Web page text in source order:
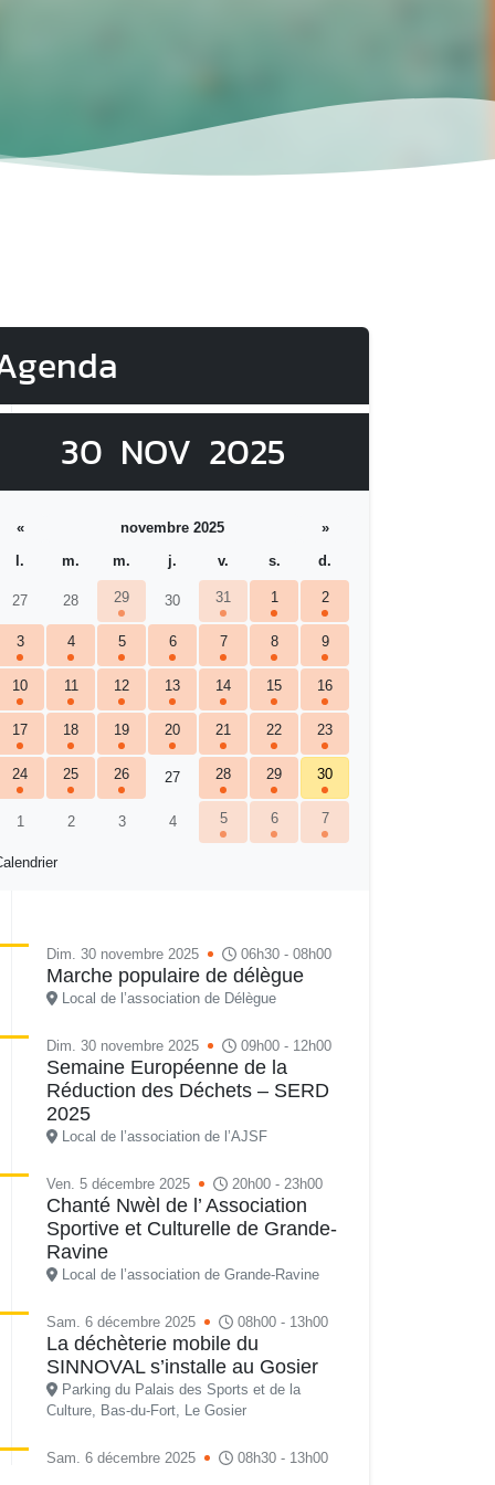
30 NOV 2025
« novembre 2025
»
l.
m. m. j. v. s. d.
27 28 29 30 31 1 2
3 4 5 6 7 8 9
10 11 12 13 14 15 16
17 18 19 20 21 22 23
24 25 26 27 28 29 30
1 2 3 4 5 6 7
Dim. 30 novembre 2025 06h30 - 08h00
Marche populaire de délègue
Local de l’association de Délègue
Dim. 30 novembre 2025 09h00 - 12h00
Semaine Européenne de la
Réduction des Déchets – SERD
2025
Local de l’association de l’AJSF
Ven. 5 décembre 2025 20h00 - 23h00
Chanté Nwèl de l’ Association
Sportive et Culturelle de Grande-
Ravine
Local de l’association de Grande-Ravine
Sam. 6 décembre 2025 08h00 - 13h00
La déchèterie mobile du
SINNOVAL s’installe au Gosier
Parking du Palais des Sports et de la
Culture, Bas-du-Fort, Le Gosier
Sam. 6 décembre 2025 08h30 - 13h00